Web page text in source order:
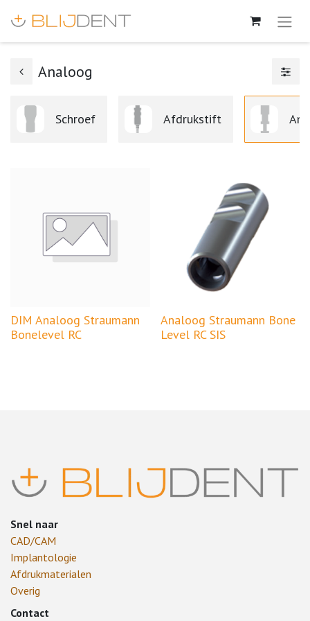
Analoog
Schroef Afdrukstift
DIM Analoog Straumann
Bonelevel RC
Analoog Straumann Bone
Level RC SIS
Snel naar
CAD/CAM
Implantologie
Afdrukmaterialen
Overig
Contact